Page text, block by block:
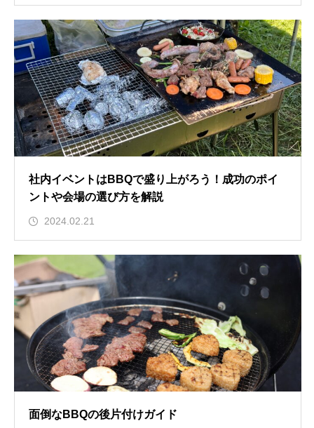
社内イベントはBBQで盛り上がろう！成功のポイ
ントや会場の選び方を解説
2024.02.21
面倒なBBQの後片付けガイド